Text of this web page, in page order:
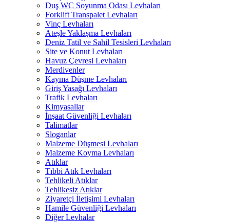
Duş WC Soyunma Odası Levhaları
Forklift Transpalet Levhaları
Vinç Levhaları
Ateşle Yaklaşma Levhaları
Deniz Tatil ve Sahil Tesisleri Levhaları
Site ve Konut Levhaları
Havuz Çevresi Levhaları
Merdivenler
Kayma Düşme Levhaları
Giriş Yasağı Levhaları
Trafik Levhaları
Kimyasallar
İnşaat Güvenliği Levhaları
Talimatlar
Sloganlar
Malzeme Düşmesi Levhaları
Malzeme Koyma Levhaları
Atıklar
Tıbbi Atık Levhaları
Tehlikeli Atıklar
Tehlikesiz Atıklar
Ziyaretçi İletişimi Levhaları
Hamile Güvenliği Levhaları
Diğer Levhalar